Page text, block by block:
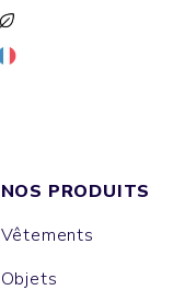
NOS PRODUITS
Vêtements
Objets